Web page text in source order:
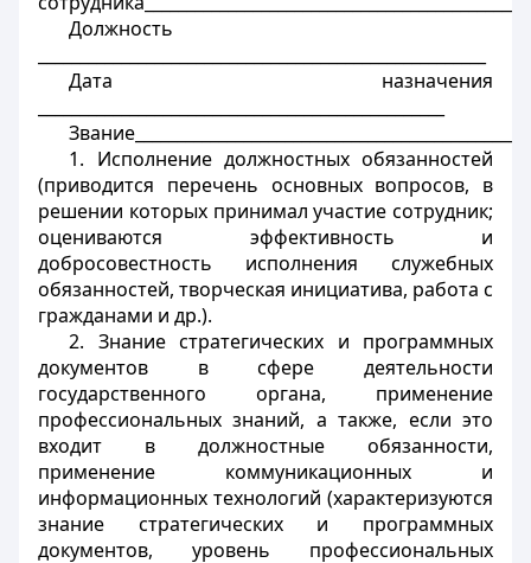
Должность
Дата назначения
1. Исполнение должностных обязанностей
(приводится перечень основных вопросов, в
решении которых принимал участие сотрудник;
оцениваются эффективность и
добросовестность исполнения служебных
обязанностей, творческая инициатива, работа с
гражданами и др.).
2. Знание стратегических и программных
документов в сфере деятельности
государственного органа, применение
профессиональных знаний, а также, если это
входит в должностные обязанности,
применение коммуникационных и
информационных технологий (характеризуются
знание стратегических и программных
документов, уровень профессиональных